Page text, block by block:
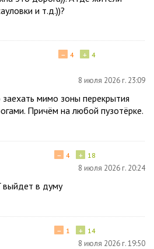
и т.д.))?
+ 4
− 4
8 июля 2026 г. 23:09
мимо зоны перекрытия
Причём на любой пузотёрке.
+ 18
− 4
8 июля 2026 г. 20:24
в думу
+ 14
− 1
8 июля 2026 г. 19:50